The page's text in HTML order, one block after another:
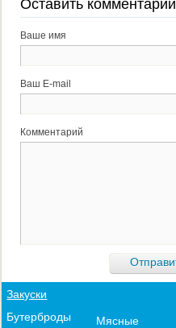
Оставить комментарий
Ваше имя
Ваш E-mail
Комментарий
Закуски
Бутерброды
Мясные